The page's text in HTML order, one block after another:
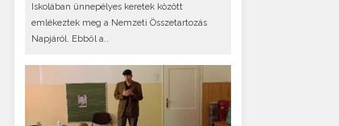
Iskolában ünnepélyes keretek között
emlékeztek meg a Nemzeti Összetartozás
Napjáról. Ebből a..